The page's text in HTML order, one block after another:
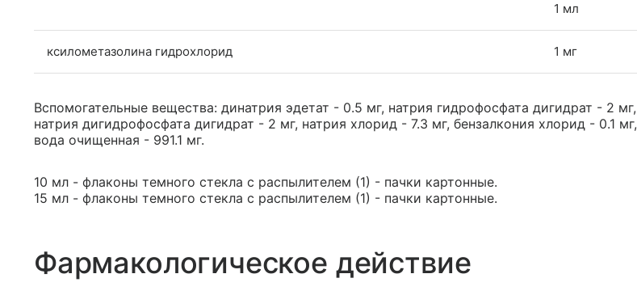
1 мл
ксилометазолина гидрохлорид 1 мг
Вспомогательные вещества: динатрия эдетат - 0.5 мг, натрия гидрофосфата дигидрат - 2 мг,
натрия дигидрофосфата дигидрат - 2 мг, натрия хлорид - 7.3 мг, бензалкония хлорид - 0.1 мг,
вода очищенная - 991.1 мг.
10 мл - флаконы темного стекла с распылителем (1) - пачки картонные.
15 мл - флаконы темного стекла с распылителем (1) - пачки картонные.
Фармакологическое действие